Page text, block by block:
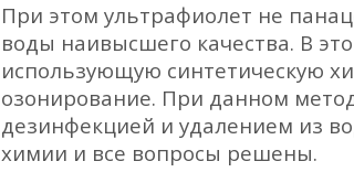
При этом ультрафиолет не
воды наивысшего качества. В
использующую синтетическую
озонирование. При данном
дезинфекцией и удалением из
химии и все вопросы решены.